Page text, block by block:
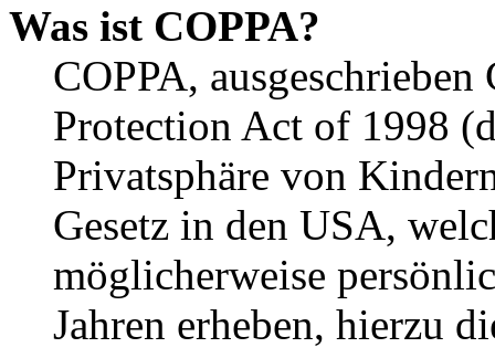
Was ist COPPA?
COPPA,
Protection Act of 1998
Privatsphäre von
Gesetz in den USA,
möglicherweise
Jahren erheben, hierzu